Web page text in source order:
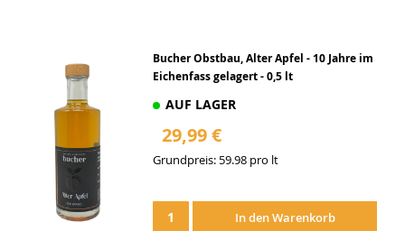
Bucher Obstbau, Alter Apfel - 10 Jahre im
Eichenfass gelagert - 0,5 lt
AUF LAGER
29,99 €
Grundpreis: 59.98 pro lt
Wunschliste
hinzufügenIn den Warenkorb